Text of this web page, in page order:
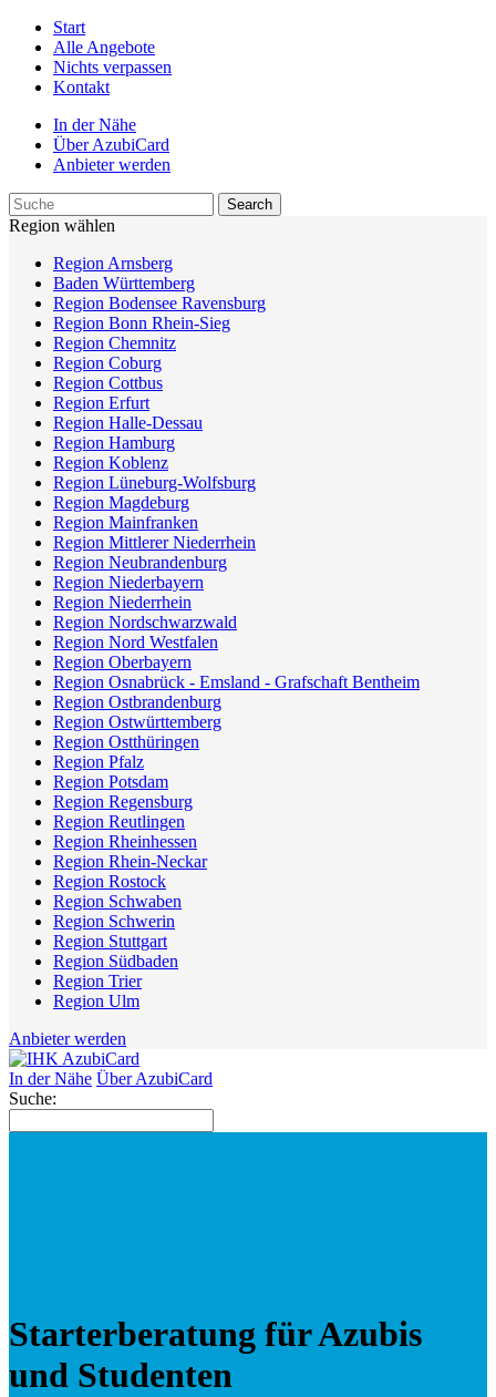
Start
Alle Angebote
Nichts verpassen
Kontakt
In der Nähe
Über AzubiCard
Anbieter werden
Region wählen
Region Arnsberg
Baden Württemberg
Region Bodensee Ravensburg
Region Bonn Rhein-Sieg
Region Chemnitz
Region Coburg
Region Cottbus
Region Erfurt
Region Halle-Dessau
Region Hamburg
Region Koblenz
Region Lüneburg-Wolfsburg
Region Magdeburg
Region Mainfranken
Region Mittlerer Niederrhein
Region Neubrandenburg
Region Niederbayern
Region Niederrhein
Region Nordschwarzwald
Region Nord Westfalen
Region Oberbayern
Region Osnabrück - Emsland - Grafschaft Bentheim
Region Ostbrandenburg
Region Ostwürttemberg
Region Ostthüringen
Region Pfalz
Region Potsdam
Region Regensburg
Region Reutlingen
Region Rheinhessen
Region Rhein-Neckar
Region Rostock
Region Schwaben
Region Schwerin
Region Stuttgart
Region Südbaden
Region Trier
Region Ulm
Anbieter werden
In der Nähe Über AzubiCard
Suche:
Starterberatung für Azubis
und Studenten